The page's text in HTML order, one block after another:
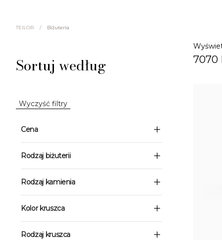
TEILOR / Biżuteria
7070
Sortuj według
Wyczyść filtry
Cena
Rodzaj biżuterii
Rodzaj kamienia
Kolor kruszca
Rodzaj kruszca